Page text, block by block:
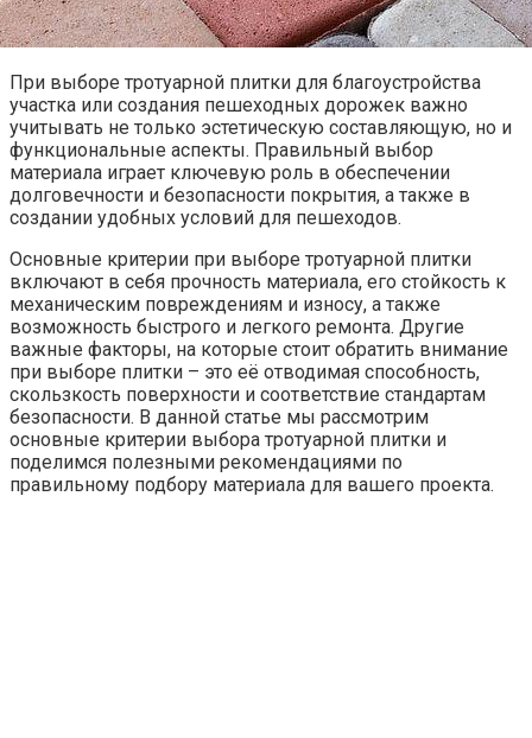
При выборе тротуарной плитки для благоустройства
участка или создания пешеходных дорожек важно
учитывать не только эстетическую составляющую, но и
функциональные аспекты. Правильный выбор
материала играет ключевую роль в обеспечении
долговечности и безопасности покрытия, а также в
создании удобных условий для пешеходов.
Основные критерии при выборе тротуарной плитки
включают в себя прочность материала, его стойкость к
механическим повреждениям и износу, а также
возможность быстрого и легкого ремонта. Другие
важные факторы, на которые стоит обратить внимание
при выборе плитки – это её отводимая способность,
скользкость поверхности и соответствие стандартам
безопасности. В данной статье мы рассмотрим
основные критерии выбора тротуарной плитки и
поделимся полезными рекомендациями по
правильному подбору материала для вашего проекта.